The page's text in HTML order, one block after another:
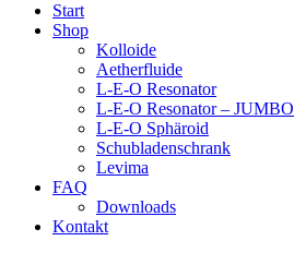
Start
Shop
Kolloide
Aetherfluide
L-E-O Resonator
L-E-O Resonator – JUMBO
L-E-O Sphäroid
Schubladenschrank
Levima
FAQ
Downloads
Kontakt